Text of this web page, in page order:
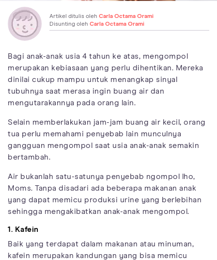
Artikel ditulis oleh Carla Octama Orami
Disunting oleh Carla Octama Orami
Bagi anak-anak usia 4 tahun ke atas, mengompol
merupakan kebiasaan yang perlu dihentikan. Mereka
dinilai cukup mampu untuk menangkap sinyal
tubuhnya saat merasa ingin buang air dan
mengutarakannya pada orang lain.
Selain memberlakukan jam-jam buang air kecil, orang
tua perlu memahami penyebab lain munculnya
gangguan mengompol saat usia anak-anak semakin
bertambah.
Air bukanlah satu-satunya penyebab ngompol lho,
Moms. Tanpa disadari ada beberapa makanan anak
yang dapat memicu produksi urine yang berlebihan
sehingga mengakibatkan anak-anak mengompol.
1. Kafein
Baik yang terdapat dalam makanan atau minuman,
kafein merupakan kandungan yang bisa memicu